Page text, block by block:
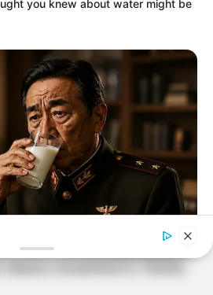
you knew about water might be
Say Memory Loss Isn't Age: Just